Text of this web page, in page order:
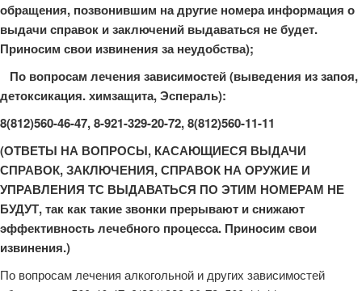
обращения, позвонившим на другие номера информация о
выдачи справок и заключений выдаваться не будет.
Приносим свои извинения за неудобства);
По вопросам лечения зависимостей (выведения из запоя,
детоксикация. химзащита, Эспераль):
8(812)560-46-47, 8-921-329-20-72, 8(812)560-11-11
(ОТВЕТЫ НА ВОПРОСЫ, КАСАЮЩИЕСЯ ВЫДАЧИ
СПРАВОК, ЗАКЛЮЧЕНИЯ, СПРАВОК НА ОРУЖИЕ И
УПРАВЛЕНИЯ ТС ВЫДАВАТЬСЯ ПО ЭТИМ НОМЕРАМ НЕ
БУДУТ, так как такие звонки прерывают и снижают
эффективность лечебного процесса. Приносим свои
извинения.)
По вопросам лечения алкогольной и других зависимостей